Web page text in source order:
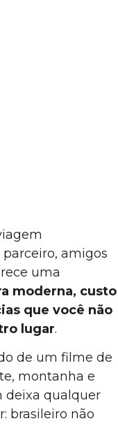
amigos
uma
moderna, custo
que você não
lugar.
de um filme de
montanha e
deixa qualquer
brasileiro não